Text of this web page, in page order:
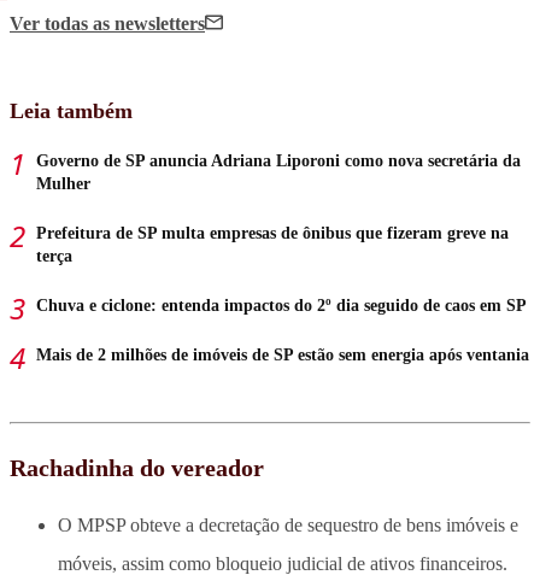
Ver todas as newsletters
Leia também
Governo de SP anuncia Adriana Liporoni como nova secretária da
Mulher
Prefeitura de SP multa empresas de ônibus que fizeram greve na
terça
Chuva e ciclone: entenda impactos do 2º dia seguido de caos em SP
Mais de 2 milhões de imóveis de SP estão sem energia após ventania
Rachadinha do vereador
O MPSP obteve a decretação de sequestro de bens imóveis e
móveis, assim como bloqueio judicial de ativos financeiros.